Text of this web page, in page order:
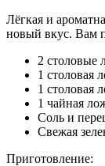
Лёгкая и
новый вкус. Вам
2 столовые
1 столовая
1 столовая
1 чайная
Соль и
Свежая
Приготовление: